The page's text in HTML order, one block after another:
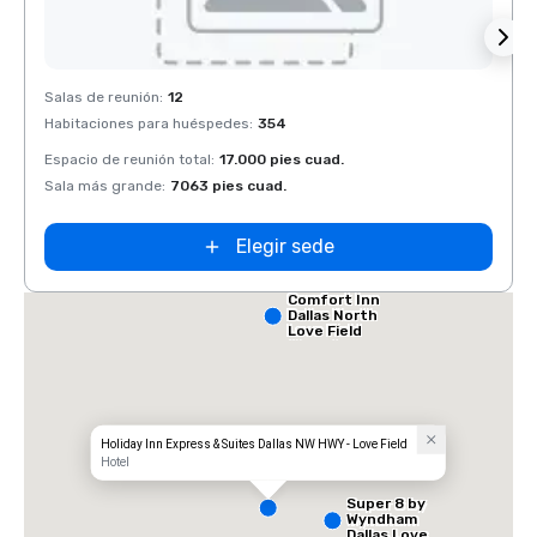
Removed from favorites
Salas de reunión: 12
Habitaciones para huéspedes: 354
Espacio de reunión total: 17.000 pies cuad.
Sala más grande: 7063 pies cuad.
Elegir sede
Holiday Inn Express & Suites Dallas NW HWY - Love Field
Hotel
Comfort Inn
Dallas North
Love Field
Airport
Super 8 by
Wyndham